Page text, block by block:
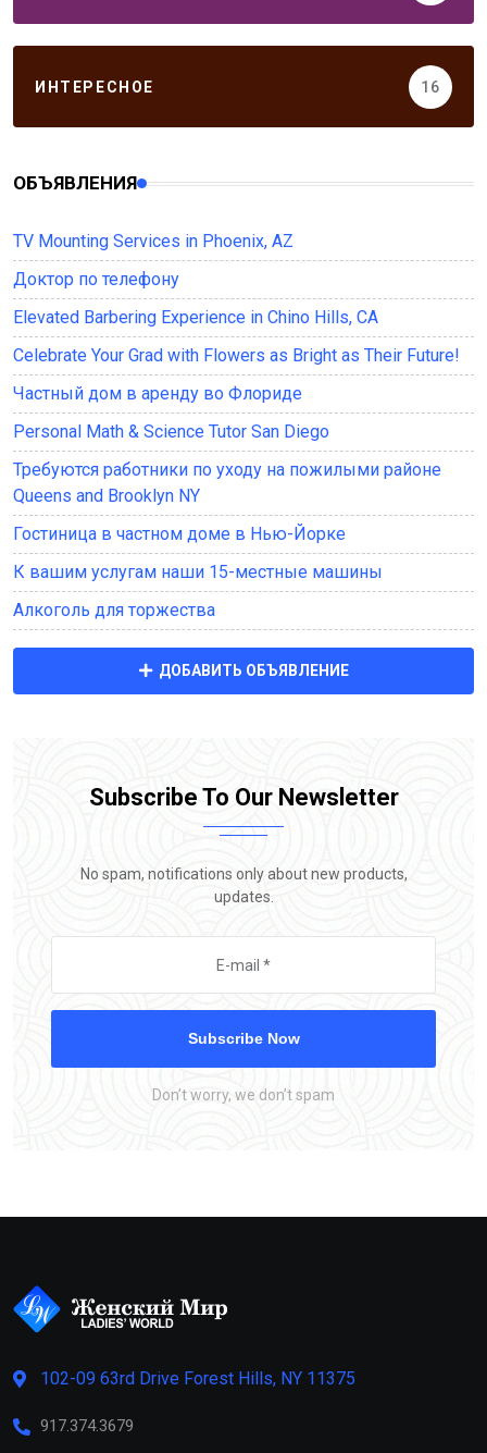
ИНТЕРЕСНОЕ 16
ОБЪЯВЛЕНИЯ
TV Mounting Services in Phoenix, AZ
Доктор по телефону
Elevated Barbering Experience in Chino Hills, CA
Celebrate Your Grad with Flowers as Bright as Their Future!
Частный дом в аренду во Флориде
Personal Math & Science Tutor San Diego
Требуются работники по уходу на пожилыми районе
Queens and Brooklyn NY
Гостиница в частном доме в Нью-Йорке
К вашим услугам наши 15-местные машины
Алкоголь для торжества
ДОБАВИТЬ ОБЪЯВЛЕНИЕ
Subscribe To Our Newsletter
No spam, notifications only about new products,
updates.
Subscribe Now
Don’t worry, we don’t spam
102-09 63rd Drive Forest Hills, NY 11375
917.374.3679